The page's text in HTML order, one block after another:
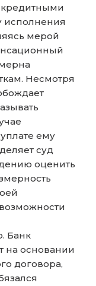
исполнения
мерой
Несмотря
ему
суд
оценить
Банк
на основании
договора,